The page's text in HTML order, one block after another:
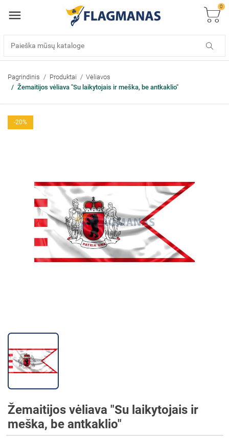
0
Pagrindinis Produktai
Vėliavos
Žemaitijos vėliava "Su laikytojais ir meška, be antkaklio"
-20%
Žemaitijos vėliava "Su laikytojais ir
meška, be antkaklio"